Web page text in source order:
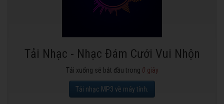
Tải Nhạc - Nhạc Đám Cưới Vui Nhộn
Tải xuống sẽ bắt đầu trong 0 giây
Tải nhạc MP3 về máy tính.